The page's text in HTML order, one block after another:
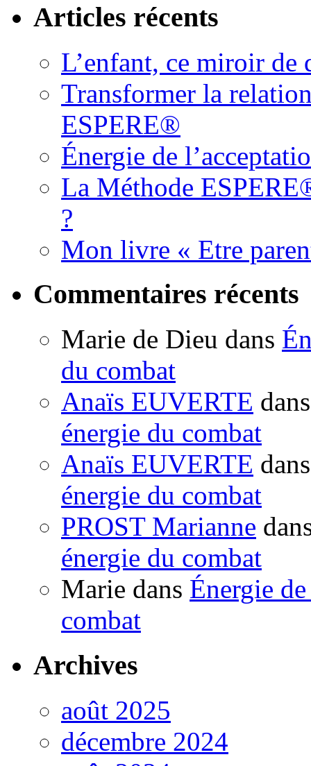
Articles récents
L’enfant, ce miroir de
Transformer la
ESPERE®
Énergie de
La Méthode
?
Mon livre « Etre
Commentaires récents
Marie de Dieu dans
du combat
Anaïs EUVERTE
énergie du combat
Anaïs EUVERTE
énergie du combat
PROST Marianne
énergie du combat
Marie dans Énergie
combat
Archives
août 2025
décembre 2024